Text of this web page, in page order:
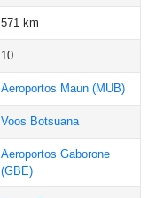
571 km
10
Aeroportos Maun (MUB)
Voos Botsuana
Aeroportos Gaborone
(GBE)